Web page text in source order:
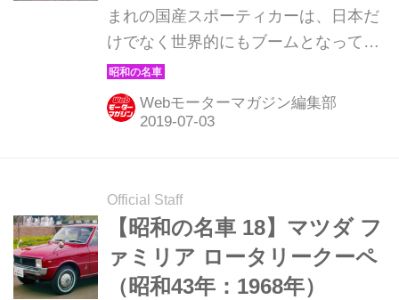
まれの国産スポーティカーは、日本だ
けでなく世界的にもブームとなってい
る。そんな昭和の名車たちを時系列で
紹介していこう。1967年発売のホンダ
N360。
Webモーターマガジン編集部
Official Staff
【昭和の名車 18】マツダ フ
ァミリア ロータリークーペ
（昭和43年：1968年）